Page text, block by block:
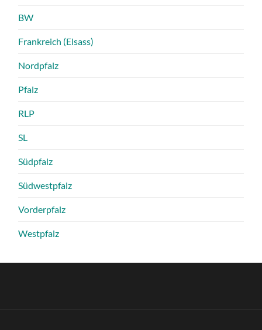
BW
Frankreich (Elsass)
Nordpfalz
Pfalz
RLP
SL
Südpfalz
Südwestpfalz
Vorderpfalz
Westpfalz